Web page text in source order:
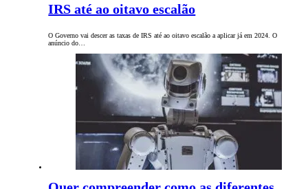
IRS até ao oitavo escalão
O Governo vai descer as taxas de IRS até ao oitavo escalão a aplicar já em 2024. O
anúncio do…